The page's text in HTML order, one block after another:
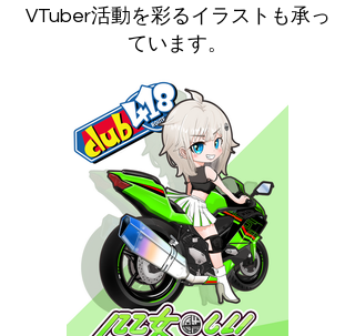
VTuber活動を彩るイラストも承っ
ています。